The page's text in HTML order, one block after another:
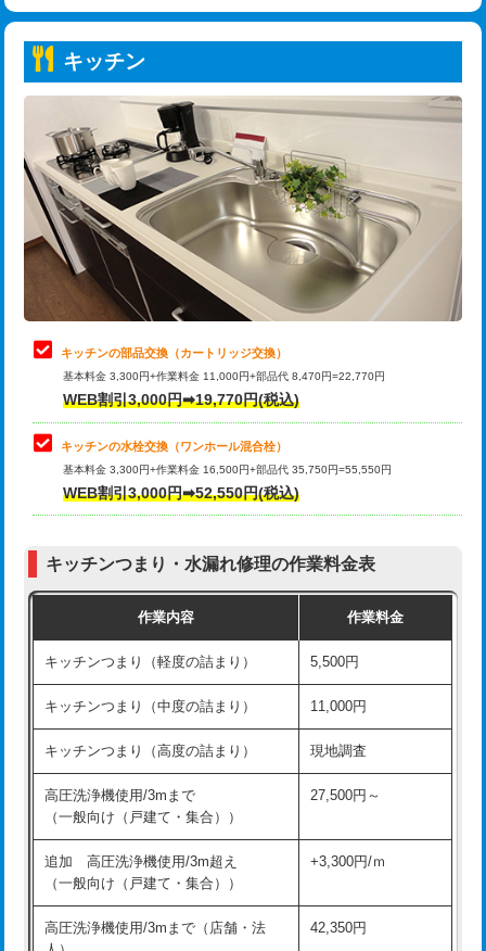
持込商品取付（普通便座⇔温水洗浄便
22,000円
給水管工事※（ホール加工)
給水管工事※（バンド止め) 3,300円
給水管工事※（支持金具設置) 5,500円
給水管工事※（保温材使用（バンド止
め込み）)
5,500円
給水管工事※（土の掘削・埋め戻し作
11,000円
給水管工事※（塩ビ管（VP・HI）使
用/3ｍまで)
給水管工事※（塩ビ管（VP・HI）使
用（追加）/3ｍ超え)
給水管工事※（ライニング鋼管・銅
管・ポリ管・HT管使用/3ｍまで)
44,000円
管・ポリ管・HT管使用/3ｍ超え)
排水管工事（土の掘削・埋め戻し作
11,000円~
排水管工事（排水管工事/3ｍまで） 55,000円
排水管工事（追加 排水管工事/3ｍ超
+11,000円
マス交換（深さ50㎝未満）
マス交換（深さ50㎝以上） 66,000円
コンクリート斫り（厚さ10㎝まで）
トーラー機使用/3mまで
追加トーラー機使用/3m超え +3,300円
カメラ調査 33,000円
桝清掃 8,800円
止水・漏水調査・防水処理・清掃・修
理・調整・分解・加工など（軽作業）
11,000円
止水・漏水調査・防水処理・清掃・修
理・調整・分解・加工など（中作業）
22,000円
止水・漏水調査・防水処理・清掃・修
理・調整・分解・加工など（重作業）
33,000円
お風呂タンク脱着
その他部品の脱着
式・ワンホール）)
交換・取付(排水栓・排水トラップ
22,000円+材料費
持込商品取付（単水栓）
持込商品取付（混合水栓） 16,500円
キッチン
キッチンの部品交換（カートリッジ交換）
基本料金 3,300円+作業料金 11,000円+部品代 8,470円=22,770円
WEB割引3,000円➡19,770円(税込)
キッチンの水栓交換（ワンホール混合栓）
基本料金 3,300円+作業料金 16,500円+部品代 35,750円=55,550円
WEB割引3,000円➡52,550円(税込)
キッチンつまり・水漏れ修理の作業料金表
作業内容 作業料金
キッチンつまり（軽度の詰まり） 5,500円
キッチンつまり（中度の詰まり） 11,000円
キッチンつまり（高度の詰まり） 現地調査
高圧洗浄機使用/3mまで
（一般向け（戸建て・集合））
27,500円～
追加 高圧洗浄機使用/3m超え
（一般向け（戸建て・集合））
+3,300円/ｍ
高圧洗浄機使用/3mまで（店舗・法
42,350円